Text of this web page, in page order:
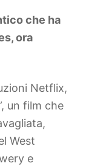
che ha
ora
Netflix,
un film che
West
e